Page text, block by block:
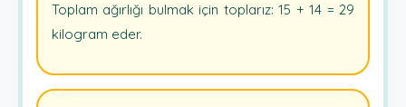
Toplam ağırlığı bulmak için toplarız: 15 + 14 = 29
kilogram eder.